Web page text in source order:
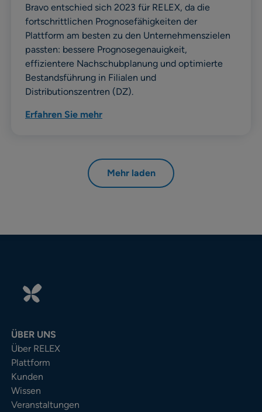
Bravo entschied sich 2023 für RELEX, da die
fortschrittlichen Prognosefähigkeiten der
Plattform am besten zu den Unternehmenszielen
passten: bessere Prognosegenauigkeit,
effizientere Nachschubplanung und optimierte
Bestandsführung in Filialen und
Distributionszentren (DZ).
Erfahren Sie mehr
Mehr laden
ÜBER UNS
Über RELEX
Plattform
Kunden
Wissen
Veranstaltungen